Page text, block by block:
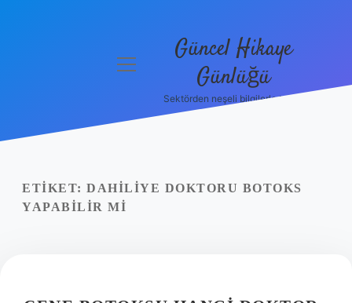
Yasal Uyarı
menüyü
Güncel Hikaye
Günlüğü
Sektörden neşeli bilgilerle tanış!
ETIKET: DAHILIYE DOKTORU BOTOKS
YAPABILIR MI